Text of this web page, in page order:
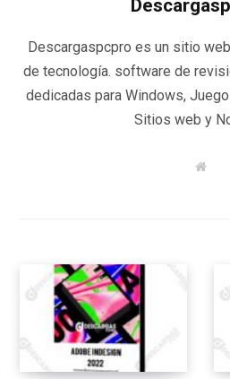
Descargaspcpro es un sitio
de tecnología. software de
dedicadas para Windows,
Sitios web y
W